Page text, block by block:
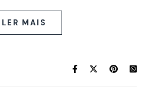
LER MAIS